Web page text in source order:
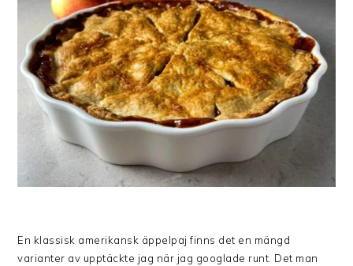
En klassisk amerikansk äppelpaj finns det en mängd
varianter av upptäckte jag när jag googlade runt. Det man